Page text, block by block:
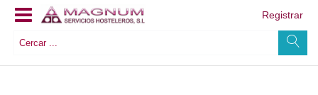
Registrar